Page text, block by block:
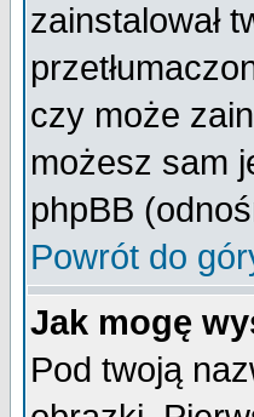
zainstalował
czy może
możesz sam
phpBB
Powrót do
Jak mogę
Pod twoją